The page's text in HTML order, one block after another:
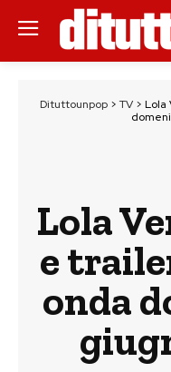
Dituttounpop> TV> Lola
Lola
e
onda